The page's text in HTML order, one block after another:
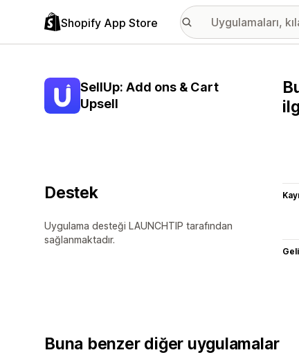
Shopify App Store
SellUp: Add ons & Cart
Upsell
Destek
Uygulama desteği LAUNCHTIP tarafından
sağlanmaktadır.
Buna benzer diğer uygulamalar